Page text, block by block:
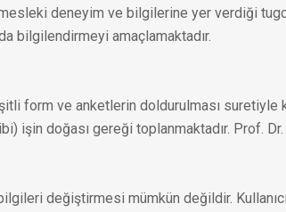
mesleki deneyim ve bilgilerine yer verdiği
bilgilendirmeyi amaçlamaktadır.
form ve anketlerin doldurulması suretiyle
doğası gereği toplanmaktadır. Prof.
bilgileri değiştirmesi mümkün değildir.